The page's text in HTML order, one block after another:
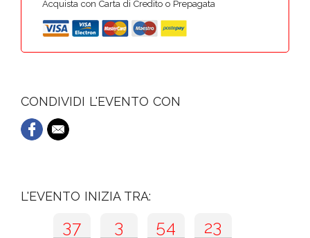
Acquista con Carta di Credito o Prepagata
CONDIVIDI L'EVENTO CON
L'EVENTO INIZIA TRA:
37 3 54 22